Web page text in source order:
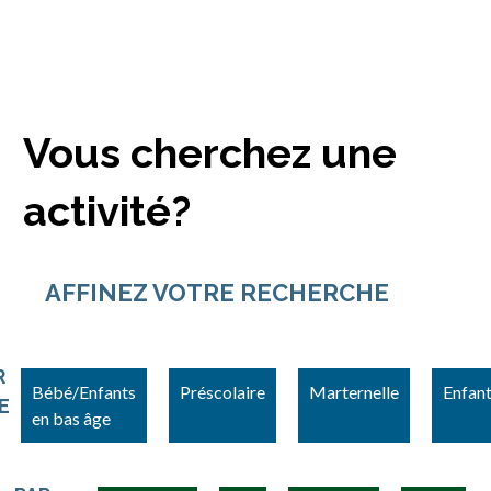
Vous cherchez une
activité?
AFFINEZ VOTRE RECHERCHE
Bébé/Enfants
en bas âge
Préscolaire Marternelle